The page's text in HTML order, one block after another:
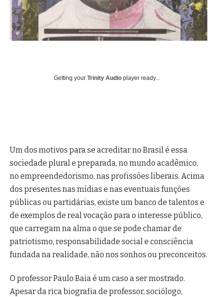
Getting your Trinity Audio player ready...
Um dos motivos para se acreditar no Brasil é essa
sociedade plural e preparada, no mundo acadêmico,
no empreendedorismo, nas profissões liberais. Acima
dos presentes nas mídias e nas eventuais funções
públicas ou partidárias, existe um banco de talentos e
de exemplos de real vocação para o interesse público,
que carregam na alma o que se pode chamar de
patriotismo, responsabilidade social e consciência
fundada na realidade, não nos sonhos ou preconceitos.
O professor Paulo Baia é um caso a ser mostrado.
Apesar da rica biografia de professor, sociólogo,